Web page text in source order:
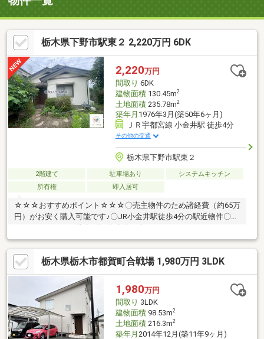
栃木県下野市駅東２ 2,220万円 6DK
2,220万円
間取り 6DK
建物面積130.45m2
土地面積235.78m2
築年月 1976年3月(築50年6ヶ月)
ＪＲ宇都宮線 小金井駅 徒歩4分
その他の交通
栃木県下野市駅東２
2階建て 駐車場あり
システムキッチン
所有権
即入居可
☆☆☆おすすめポイント☆☆☆〇売主物件のため諸経費（約65万
円）がお安く購入可能です♪〇JR小金井駅徒歩4分の駅近物件〇ス
マイズ♪〇土地は約71.3坪で大きな敷地＊建物は現況でのお引渡し
となります。＊建物状況調査は行っておりません。☆☆☆なない
ろ不動産へ住宅ローンのご相談を☆☆☆◆自己資金（頭金）が無
い、又は使いたくない方。◆転職して間もない為、勤続年数が短
い方。◆車のローンやキャッシング等、他のローン残債があ る
方（件数や金額が多い場合は特に）。
栃木県栃木市都賀町合戦場 1,980万円 3LDK
1,980万円
間取り 3LDK
建物面積98.53m2
土地面積216.3m2
築年月 2014年12月(築11年9ヶ月)